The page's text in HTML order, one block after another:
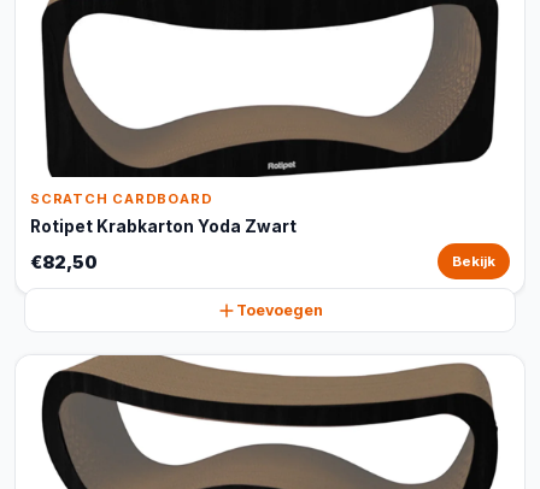
SCRATCH CARDBOARD
Rotipet Krabkarton Yoda Zwart
€82,50 Bekijk
Toevoegen